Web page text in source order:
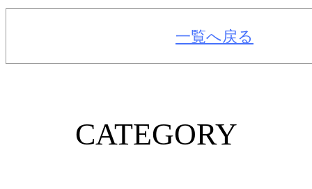
一覧へ戻る
CATEGORY